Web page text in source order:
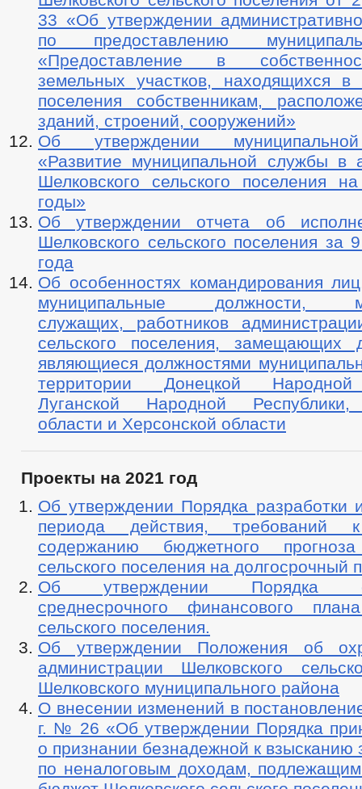
33 «Об утверждении
по предоставлению
«Предоставление в
земельных участков, находящихся в
поселения собственникам,
зданий, строений, сооружений»
Об утверждении
«Развитие муниципальной службы в
Шелковского сельского поселения
годы»
Об утверждении отчета об
Шелковского сельского поселения за
года
Об особенностях командирования
муниципальные должности,
служащих, работников
сельского поселения, замещающих
являющиеся должностями
территории Донецкой Народной
Луганской Народной Республики,
области и Херсонской области
Проекты на 2021 год
Об утверждении Порядка разработки
периода действия, требований
содержанию бюджетного прогноза
сельского поселения на долгосрочный
Об утверждении Порядка
среднесрочного финансового
сельского поселения.
Об утверждении Положения об
администрации Шелковского
Шелковского муниципального района
О внесении изменений в
г. № 26 «Об утверждении Порядка
о признании безнадежной к взысканию
по неналоговым доходам,